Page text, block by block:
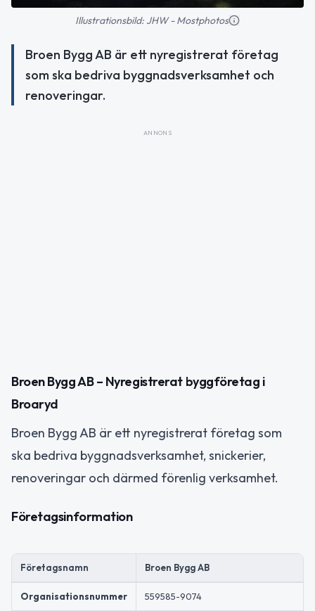
Illustrationsbild: JHW - Mostphotos
Broen Bygg AB är ett nyregistrerat företag
som ska bedriva byggnadsverksamhet och
renoveringar.
ANNONS
Broen Bygg AB – Nyregistrerat byggföretag i
Broaryd
Broen Bygg AB är ett nyregistrerat företag som
ska bedriva byggnadsverksamhet, snickerier,
renoveringar och därmed förenlig verksamhet.
Företagsinformation
Företagsnamn Broen Bygg AB
Organisationsnummer 559585-9074